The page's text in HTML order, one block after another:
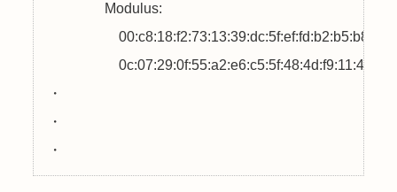
                Modulus:
                    00:c8:18:f2:73:13:39:dc:5f:ef:fd:b2:b5:b8:01:
                    0c:07:29:0f:55:a2:e6:c5:5f:48:4d:f9:11:46:18:
・
・